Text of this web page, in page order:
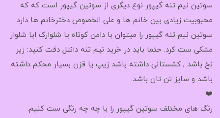
سوتین نیم تنه گیپور نوع دیگری از سوتین گیپور است که که
محبوبیت زیادی بین خانم ها و علی الخصوص دخترخانم ها دارد.
سوتین نیم تنه گیپور را میتوان با دامن کوتاه یا شلوارک ایا شلوار
مشکی ست کرد. حتما باید در خرید نیم تنه دانتل دقت کنید: زیر
نخ باشد , کشستانی داشته باشد زیپ یا قزن بسیار محکم داشته
باشد و سایز تن تان باشد.
❤️
رنگ های مختلف سوتین گیپور را با چه چه رنگی ست کنیم.